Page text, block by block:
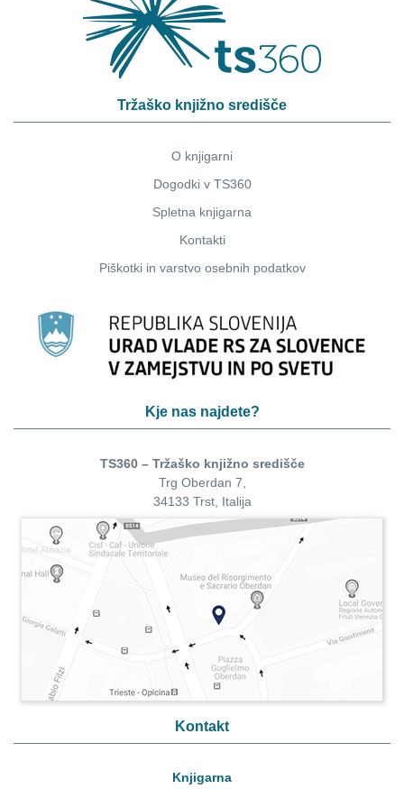
Tržaško knjižno središče
O knjigarni
Dogodki v TS360
Spletna knjigarna
Kontakti
Piškotkiin varstvo osebnih podatkov
Kje nas najdete?
TS360 – Tržaško knjižno središče
Trg Oberdan 7,
34133 Trst, Italija
Kontakt
Knjigarna